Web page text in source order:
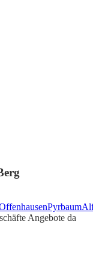
Pyrbaum
Angebote da